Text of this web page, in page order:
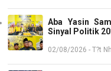
Aba Yasin
Sinyal Politik
02/08/2026 - T?t